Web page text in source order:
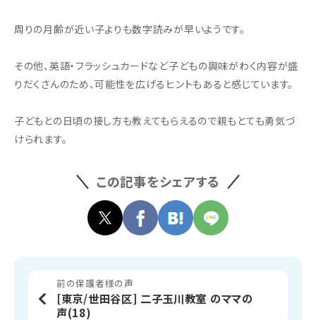
周りの月齢が近い子よりも数字読みが早いようです。
その他、英語・フラッシュカードなど子どもの興味がわく内容が盛
りだくさんのため、可能性を広げるヒントもあると感じています。
子どもとの日頃の接し方も教えてもらえるので親もとても勇気づ
けられます。
この記事をシェアする
前の保護者様の声
[東京/世田谷区] 二子玉川教室 のママの
声(18)